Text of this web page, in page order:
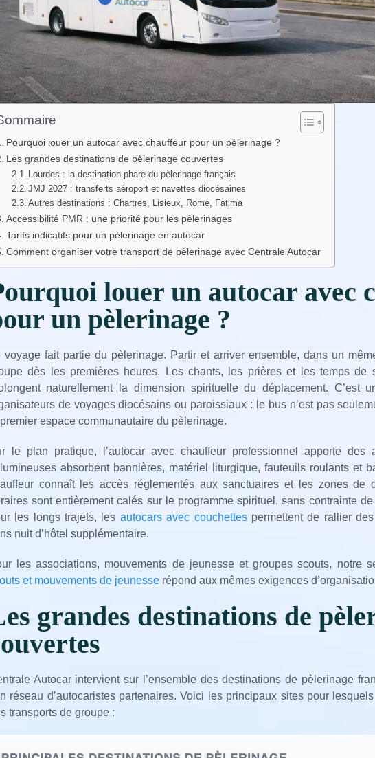
Pourquoi louer un autocar avec chauffeur pour un pèlerinage ?
Les grandes destinations de pèlerinage couvertes
Lourdes : la destination phare du pèlerinage français
JMJ 2027 : transferts aéroport et navettes diocésaines
Autres destinations : Chartres, Lisieux, Rome, Fatima
Accessibilité PMR : une priorité pour les pèlerinages
Tarifs indicatifs pour un pèlerinage en autocar
Comment organiser votre transport de pèlerinage avec Centrale Autocar
louer un autocar avec
un pèlerinage ?
voyage fait partie du pèlerinage. Partir et arriver ensemble, dans un
dès les premières heures. Les chants, les prières et les temps de
naturellement la dimension spirituelle du déplacement. C’est
de voyages diocésains ou paroissiaux : le bus n’est pas
espace communautaire du pèlerinage.
le plan pratique, l’autocar avec chauffeur professionnel apporte des
absorbent bannières, matériel liturgique, fauteuils roulants et
connaît les accès réglementés aux sanctuaires et les zones de
sont entièrement calés sur le programme spirituel, sans contrainte
les longs trajets, les autocars avec couchettespermettent de rallier
nuit d’hôtel supplémentaire.
les associations, mouvements de jeunesse et groupes scouts, notre
et mouvements de jeunesserépond aux mêmes exigences
grandes destinations de
Autocar intervient sur l’ensemble des destinations de pèlerinage
réseau d’autocaristes partenaires. Voici les principaux sites pour
transports de groupe :